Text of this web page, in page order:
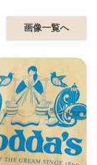
画像一覧へ